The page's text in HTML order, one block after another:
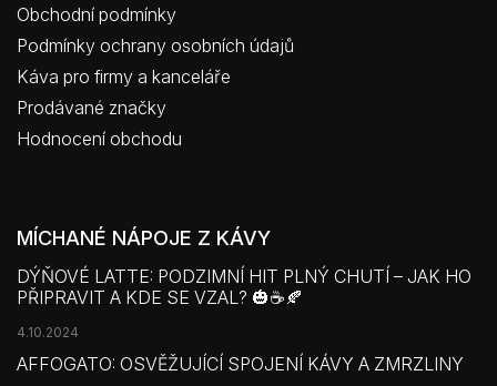
Obchodní podmínky
Podmínky ochrany osobních údajů
Káva pro firmy a kanceláře
Prodávané značky
Hodnocení obchodu
MÍCHANÉ NÁPOJE Z KÁVY
DÝŇOVÉ LATTE: PODZIMNÍ HIT PLNÝ CHUTÍ – JAK HO
PŘIPRAVIT A KDE SE VZAL? 🎃☕🍂
4.10.2024
AFFOGATO: OSVĚŽUJÍCÍ SPOJENÍ KÁVY A ZMRZLINY